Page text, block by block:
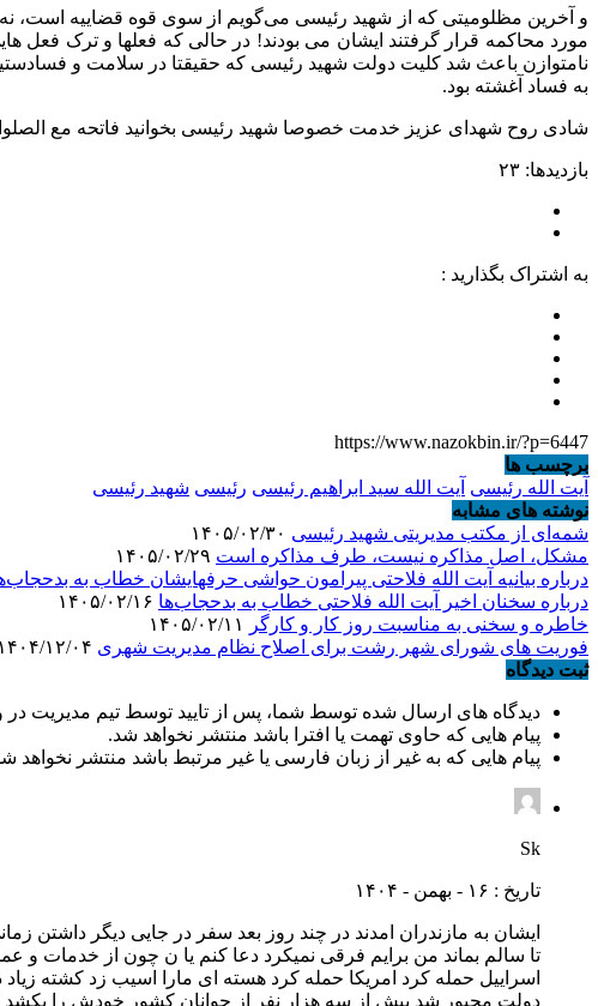
و آخرین مظلومیتی که از شهید رئیسی می‌گویم از سوی قوه قضاییه است، نه
مورد محاکمه قرار گرفتند ایشان می بودند! در حالی که فعلها و ترک فعل
نامتوازن باعث شد کلیت دولت شهید رئیسی که حقیقتا در سلامت و
به فساد آغشته بود.
‏شادی روح شهدای عزیز خدمت خصوصا ‎شهید رئیسی بخوانید فاتحه مع الصلوات.
بازدیدها: ۲۳
به اشتراک بگذارید :
https://www.nazokbin.ir/?p=6447
برچسب ها
آیت الله رئیسی آیت الله سید ابراهیم رئیسی رئیسی شهید رئیسی
نوشته های مشابه
شمه‌ای از مکتب مدیریتی شهید رئیسی
مشکل، اصل مذاکره نیست، طرف مذاکره است
درباره بیانیه آیت الله فلاحتی پیرامون حواشی حرفهایشان خطاب به
درباره سخنان اخیر آیت الله فلاحتی خطاب به بدحجاب‌ها
خاطره و سخنی به مناسبت روز کار و کارگر
فوریت های شورای شهر رشت برای اصلاح نظام مدیریت شهری
ثبت دیدگاه
دیدگاه های ارسال شده توسط شما، پس از تایید توسط تیم مدیریت
پیام هایی که حاوی تهمت یا افترا باشد منتشر نخواهد شد.
پیام هایی که به غیر از زبان فارسی یا غیر مرتبط باشد منتشر نخواهد
Sk
تاریخ : ۱۶ - بهمن - ۱۴۰۴
ایشان به مازندران امدند در چند روز بعد سفر در جایی دیگر داشتن
اسراییل حمله کرد امریکا حمله کرد هسته ای مارا اسیب زد کشته
دولت مجبور شد بیش از سه هزار نفر از جوانان کشور خودش را بکشد